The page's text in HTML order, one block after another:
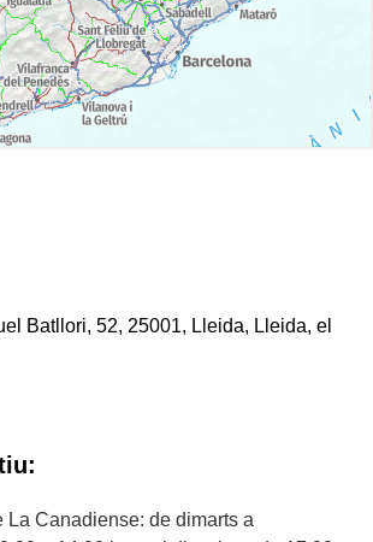
Batllori, 52, 25001, Lleida, Lleida, el
La Canadiense: de dimarts a